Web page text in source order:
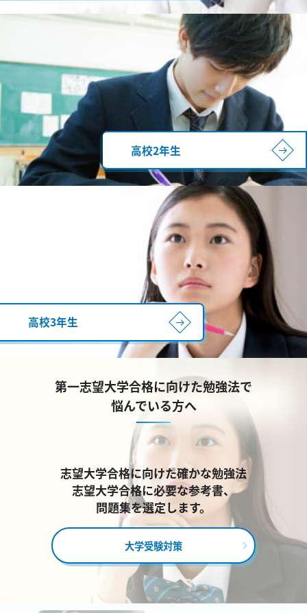
高校2年生
高校3年生
第一志望大学合格に向けた勉強法で
悩んでいる方へ
志望大学合格に向けた確かな勉強法
志望大学合格に必要な参考書、
問題集を選定します。
大学受験対策